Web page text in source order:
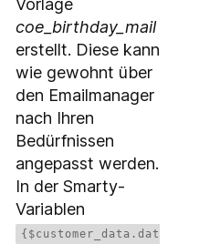
Vorlage
coe_birthday_mail
erstellt. Diese kann
wie gewohnt über
den Emailmanager
nach Ihren
Bedürfnissen
angepasst werden.
In der Smarty-
Variablen
{$customer_data.dat